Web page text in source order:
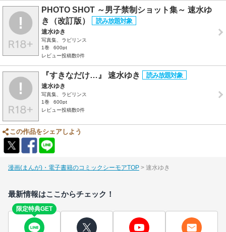
PHOTO SHOT ～男子禁制ショット集～ 速水ゆ
き（改訂版）
速水ゆき
写真集、ラビリンス
1巻
600pt
レビュー投稿数0件
『すきなだけ…』 速水ゆき
速水ゆき
写真集、ラビリンス
1巻
600pt
レビュー投稿数0件
この作品をシェアしよう
漫画(まんが)・電子書籍のコミックシーモアTOP 速水ゆき
最新情報はここからチェック！
限定特典GET